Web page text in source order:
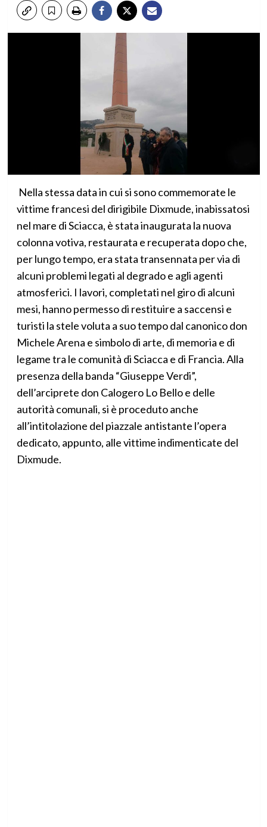
Nella stessa data in cui si sono commemorate le
vittime francesi del dirigibile Dixmude, inabissatosi
nel mare di Sciacca, è stata inaugurata la nuova
colonna votiva, restaurata e recuperata dopo che,
per lungo tempo, era stata transennata per via di
alcuni problemi legati al degrado e agli agenti
atmosferici. I lavori, completati nel giro di alcuni
mesi, hanno permesso di restituire a saccensi e
turisti la stele voluta a suo tempo dal canonico don
Michele Arena e simbolo di arte, di memoria e di
legame tra le comunità di Sciacca e di Francia. Alla
presenza della banda “Giuseppe Verdi”,
dell’arciprete don Calogero Lo Bello e delle
autorità comunali, si è proceduto anche
all’intitolazione del piazzale antistante l’opera
dedicato, appunto, alle vittime indimenticate del
Dixmude.